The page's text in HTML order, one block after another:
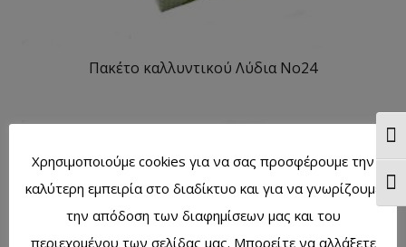
Πακέτο καλλυντικού Λύδια No24
Χρησιμοποιούμε cookies για να σας προσφέρουμε την
καλύτερη εμπειρία στο διαδίκτυο και για να γνωρίζουμε
την απόδοση των διαφημίσεων μας και του
περιεχομένου των σελίδας μας. Μπορείτε να αλλάξετε